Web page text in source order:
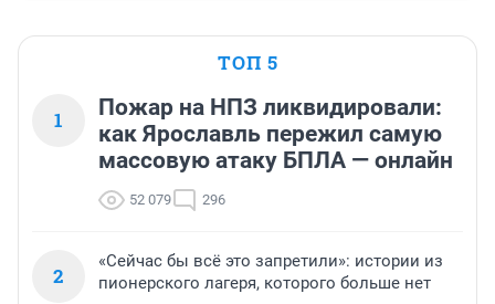
ТОП 5
1
Пожар на НПЗ ликвидировали:
как Ярославль пережил самую
массовую атаку БПЛА — онлайн
52 079 296
2
«Сейчас бы всё это запретили»: истории из
пионерского лагеря, которого больше нет